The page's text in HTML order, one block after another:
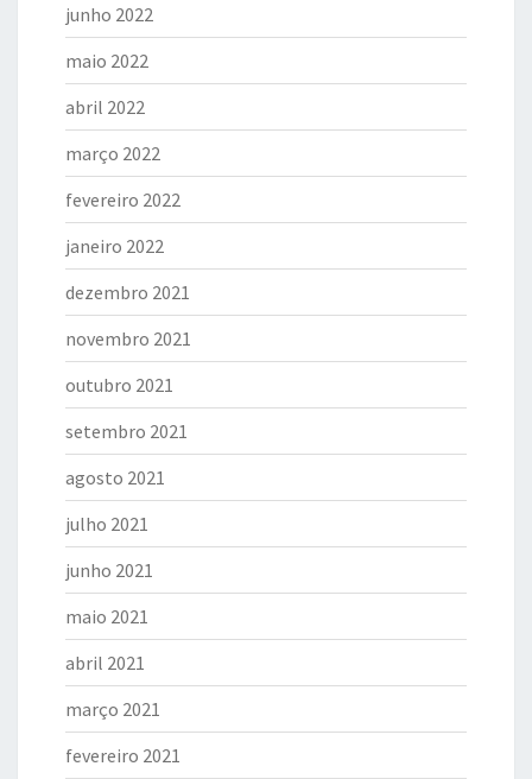
junho 2022
maio 2022
abril 2022
março 2022
fevereiro 2022
janeiro 2022
dezembro 2021
novembro 2021
outubro 2021
setembro 2021
agosto 2021
julho 2021
junho 2021
maio 2021
abril 2021
março 2021
fevereiro 2021